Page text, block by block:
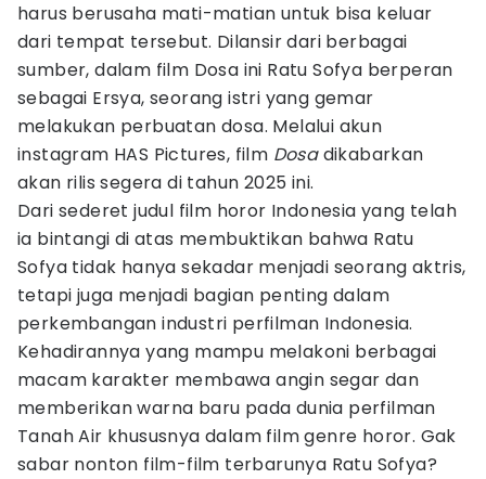
harus berusaha mati-matian untuk bisa keluar
dari tempat tersebut. Dilansir dari berbagai
sumber, dalam film Dosa ini Ratu Sofya berperan
sebagai Ersya, seorang istri yang gemar
melakukan perbuatan dosa. Melalui akun
instagram HAS Pictures, film Dosadikabarkan
akan rilis segera di tahun 2025 ini.
Dari sederet judul film horor Indonesia yang telah
ia bintangi di atas membuktikan bahwa Ratu
Sofya tidak hanya sekadar menjadi seorang aktris,
tetapi juga menjadi bagian penting dalam
perkembangan industri perfilman Indonesia.
Kehadirannya yang mampu melakoni berbagai
macam karakter membawa angin segar dan
memberikan warna baru pada dunia perfilman
Tanah Air khususnya dalam film genre horor. Gak
sabar nonton film-film terbarunya Ratu Sofya?